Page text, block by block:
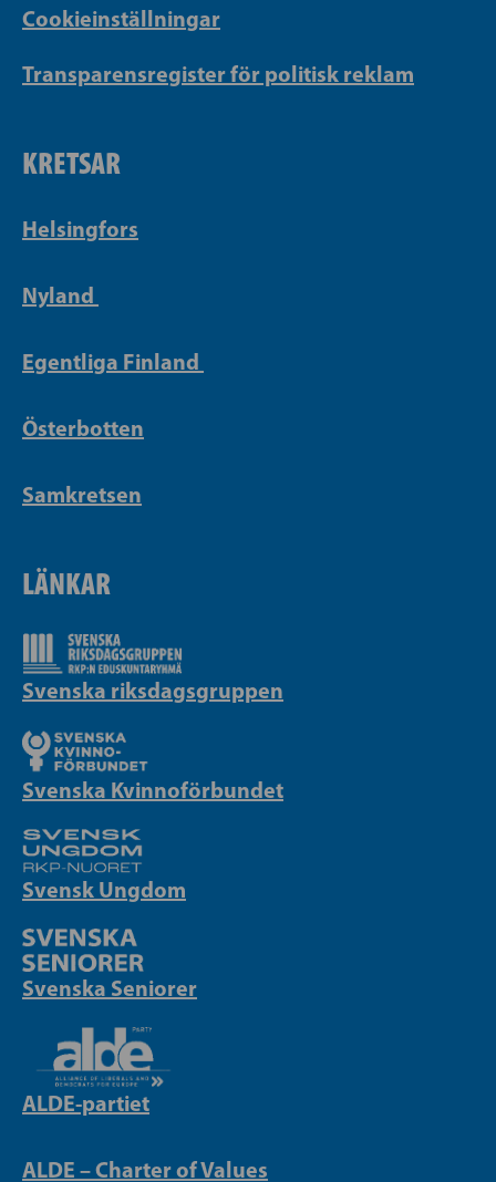
Cookieinställningar
Transparensregister för politisk reklam
KRETSAR
Helsingfors
Nyland
Egentliga Finland
Österbotten
Samkretsen
LÄNKAR
Svenska riksdagsgruppen
Svenska Kvinnoförbundet
Svensk Ungdom
Svenska Seniorer
ALDE-partiet
ALDE – Charter of Values